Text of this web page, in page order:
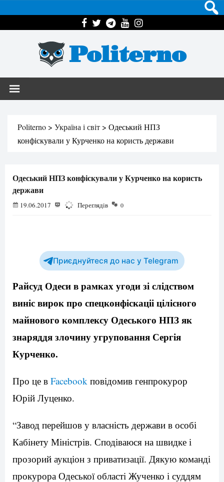
Politerno
Politerno > Україна і світ > Одеський НПЗ
конфіскували у Курченко на користь держави
Одеський НПЗ конфіскували у Курченко на користь
держави
19.06.2017 2127 Переглядів 0
Приєднуйтеся до нас у Telegram
Райсуд Одеси в рамках угоди зі слідством
виніс вирок про спецконфіскаціі цілісного
майнового комплексу Одеського НПЗ як
знаряддя злочину угруповання Сергія
Курченко.
Про це в Facebook повідомив генпрокурор
Юрій Луценко.
“Завод перейшов у власність держави в особі
Кабінету Міністрів. Сподіваюся на швидке і
прозорий аукціон з приватизації. Дякую команді
прокурора Одеської області Жученко і суддям